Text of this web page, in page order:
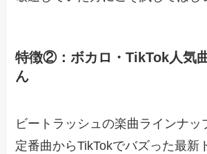
特徴②：ボカロ・TikTok人気
ん
ビートラッシュの楽曲ラインナッ
定番曲からTikTokでバズった最新